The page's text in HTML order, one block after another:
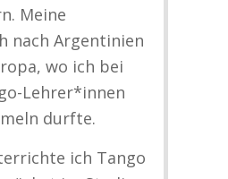
Meine
nach Argentinien
wo ich bei
Lehrer*innen
durfte.
ich Tango